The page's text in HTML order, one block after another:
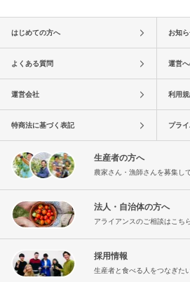
はじめての方へ お知
よくある質問 運営
運営会社 利用
特商法に基づく表記 プラ
生産者の方へ
農家さん・漁師さんを募集し
法人・自治体の方へ
アライアンスのご相談はこち
採用情報
生産者と食べる人をつなぎた